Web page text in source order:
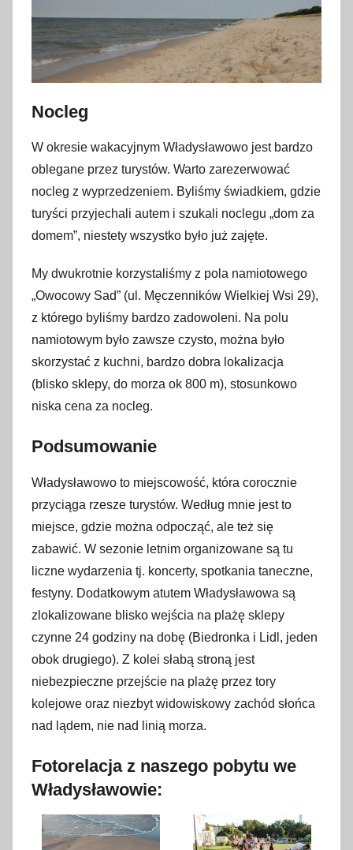
Nocleg
W okresie wakacyjnym Władysławowo jest bardzo
oblegane przez turystów. Warto zarezerwować
nocleg z wyprzedzeniem. Byliśmy świadkiem, gdzie
turyści przyjechali autem i szukali noclegu „dom za
domem”, niestety wszystko było już zajęte.
My dwukrotnie korzystaliśmy z pola namiotowego
„Owocowy Sad” (ul. Męczenników Wielkiej Wsi 29),
z którego byliśmy bardzo zadowoleni. Na polu
namiotowym było zawsze czysto, można było
skorzystać z kuchni, bardzo dobra lokalizacja
(blisko sklepy, do morza ok 800 m), stosunkowo
niska cena za nocleg.
Podsumowanie
Władysławowo to miejscowość, która corocznie
przyciąga rzesze turystów. Według mnie jest to
miejsce, gdzie można odpocząć, ale też się
zabawić. W sezonie letnim organizowane są tu
liczne wydarzenia tj. koncerty, spotkania taneczne,
festyny. Dodatkowym atutem Władysławowa są
zlokalizowane blisko wejścia na plażę sklepy
czynne 24 godziny na dobę (Biedronka i Lidl, jeden
obok drugiego). Z kolei słabą stroną jest
niebezpieczne przejście na plażę przez tory
kolejowe oraz niezbyt widowiskowy zachód słońca
nad lądem, nie nad linią morza.
Fotorelacja z naszego pobytu we
Władysławowie: